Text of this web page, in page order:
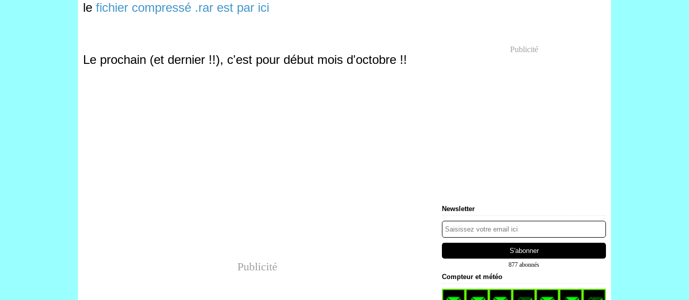
le fichier compressé .rar est par ici
Le prochain (et dernier !!), c'est pour début mois d'octobre !!
Publicité
Publicité
Newsletter
877 abonnés
Compteur et météo